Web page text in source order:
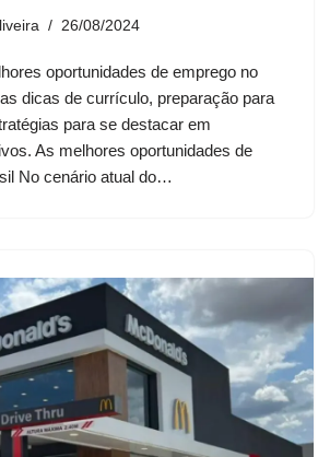
26/08/2024
oportunidades de emprego no
dicas de currículo, preparação para
para se destacar em
As melhores oportunidades de
No cenário atual do…